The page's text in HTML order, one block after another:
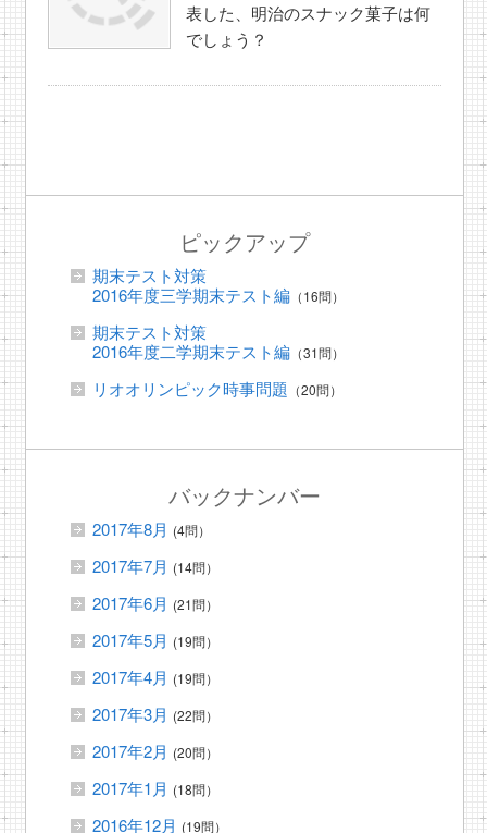
表した、明治のスナック菓子は何
でしょう？
ピックアップ
期末テスト対策
2016年度三学期末テスト編（16問）
期末テスト対策
2016年度二学期末テスト編（31問）
リオオリンピック時事問題 （20問）
バックナンバー
2017年8月 (4問）
2017年7月 (14問）
2017年6月 (21問）
2017年5月 (19問）
2017年4月 (19問）
2017年3月 (22問）
2017年2月 (20問）
2017年1月 (18問）
2016年12月 (19問）